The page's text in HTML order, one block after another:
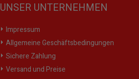
UNSER UNTERNEHMEN
Impressum
Allgemeine Geschäftsbedingungen
Sichere Zahlung
Versand und Preise